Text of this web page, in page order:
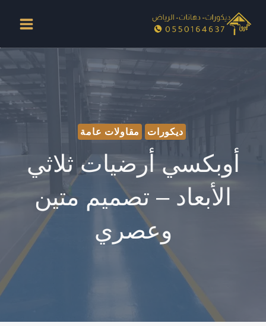
ديكورات مقاولات عامة
أوبكسي أرضيات ثلاثي
الأبعاد – تصميم متين
وعصري